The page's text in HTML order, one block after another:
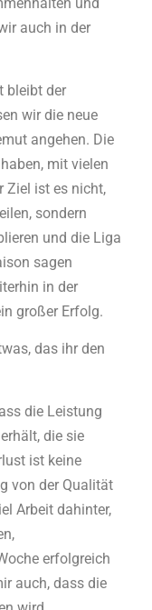
und
auch in der
bleibt der
wir die neue
angehen. Die
mit vielen
Ziel ist es nicht,
sondern
und die Liga
sagen
in der
großer Erfolg.
das ihr den
die Leistung
die sie
ist keine
von der Qualität
Arbeit dahinter,
erfolgreich
auch, dass die